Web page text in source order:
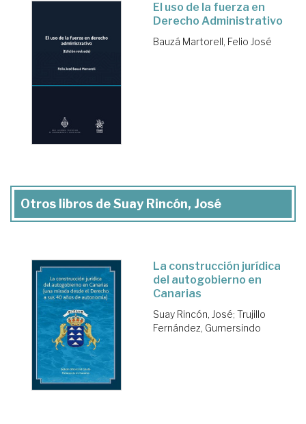
El uso de la fuerza en
Derecho Administrativo
Bauzá Martorell, Felio José
Otros libros de Suay Rincón, José
La construcción jurídica
del autogobierno en
Canarias
Suay Rincón, José; Trujillo
Fernández, Gumersindo